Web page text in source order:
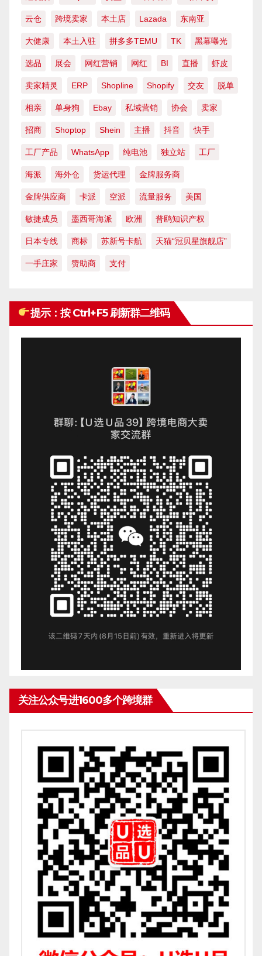
云仓 跨境卖家 本土店 Lazada 东南亚
大健康 本土入驻 拼多多TEMU TK 黑幕曝光
选品 展会 网红营销 网红 BI 直播 虾皮
卖家精灵 ERP Shopline Shopify 交友 脱单
相亲 单身狗 Ebay 私域营销 协会 卖家
招商 Shoptop Shein 主播 抖音 快手
工厂产品 WhatsApp 纯电池 独立站 工厂
海派 海外仓 货运代理 金牌服务商
金牌供应商 卡派 空派 流量服务 美国
敏捷成员 墨西哥海派 欧洲 普鸥知识产权
日本专线 商标 苏新号卡航 天猫“冠贝星旗舰店”
一手庄家 赞助商 支付
提示：按 Ctrl+F5 刷新群二维码
关注公众号进1600多个跨境群